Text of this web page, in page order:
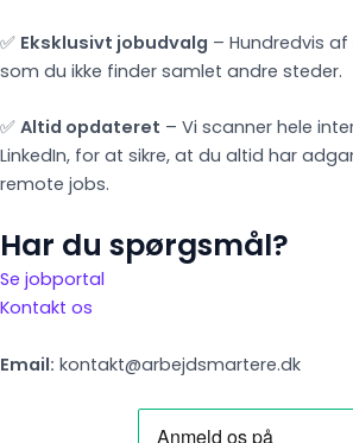
✅ Eksklusivt jobudvalg – Hundredvis
som du ikke finder samlet andre steder.
✅ Altid opdateret – Vi scanner hele
LinkedIn, for at sikre, at du altid har
remote jobs.
Har du spørgsmål?
Se jobportal
Kontakt os
Email: kontakt@arbejdsmartere.dk